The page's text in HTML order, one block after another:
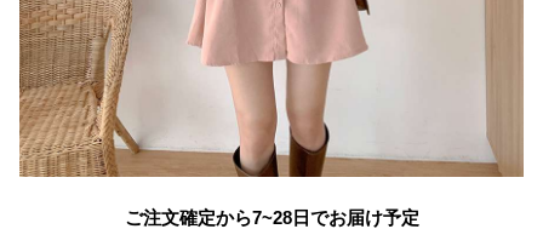
ご注文確定から7~28日でお届け予定